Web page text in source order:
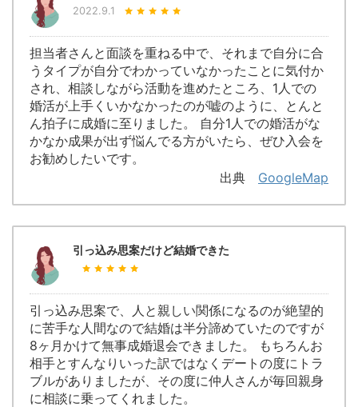
2022.9.1
担当者さんと面談を重ねる中で、それまで自分に合
うタイプが自分でわかっていなかったことに気付か
され、相談しながら活動を進めたところ、1人での
婚活が上手くいかなかったのが嘘のように、とんと
ん拍子に成婚に至りました。 自分1人での婚活がな
かなか成果が出ず悩んでる方がいたら、ぜひ入会を
お勧めしたいです。
出典 GoogleMap
引っ込み思案だけど結婚できた
引っ込み思案で、人と親しい関係になるのが絶望的
に苦手な人間なので結婚は半分諦めていたのですが
8ヶ月かけて無事成婚退会できました。 もちろんお
相手とすんなりいった訳ではなくデートの度にトラ
ブルがありましたが、その度に仲人さんが毎回親身
に相談に乗ってくれました。